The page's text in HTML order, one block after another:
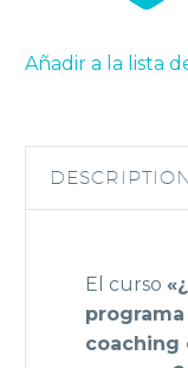
quantity
Añadir a la lista
DESCRIPTION
El curso
coaching